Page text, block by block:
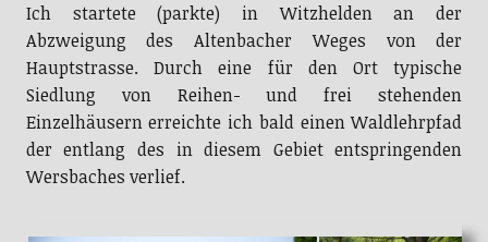
Ich startete (parkte) in Witzhelden an der
Abzweigung des Altenbacher Weges von der
Hauptstrasse. Durch eine für den Ort typische
Siedlung von Reihen- und frei stehenden
Einzelhäusern erreichte ich bald einen Waldlehrpfad
der entlang des in diesem Gebiet entspringenden
Wersbaches verlief.